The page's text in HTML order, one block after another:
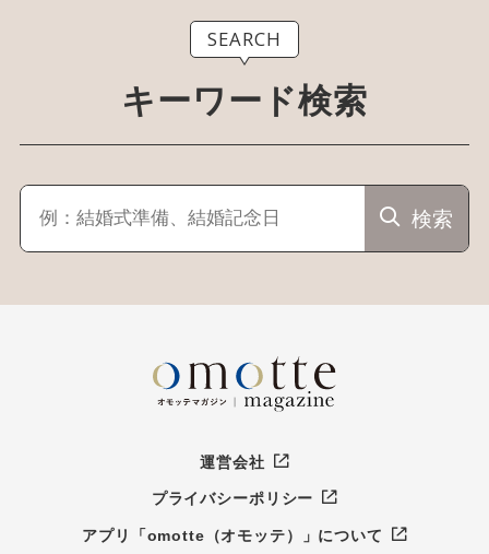
SEARCH
キーワード検索
検索
運営会社
プライバシーポリシー
アプリ「omotte（オモッテ）」について